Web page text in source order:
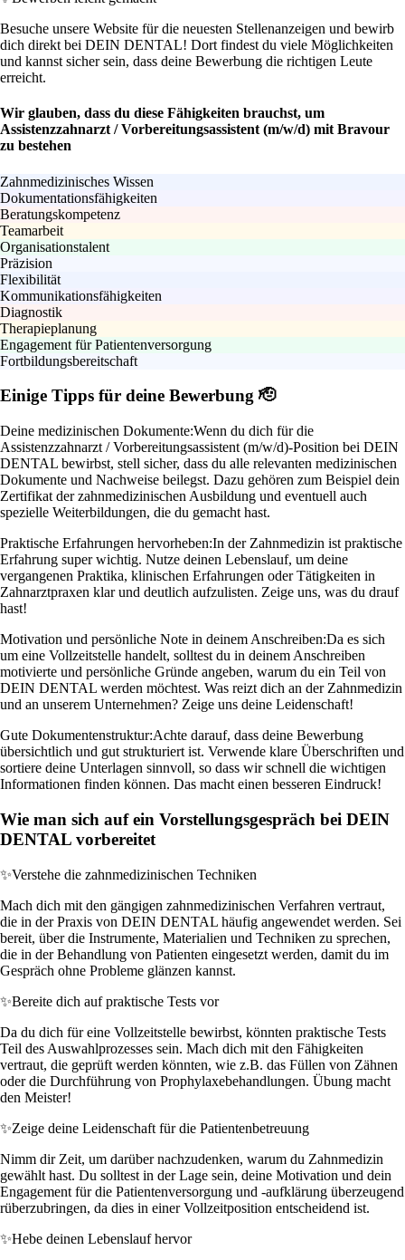
Besuche unsere Website für die neuesten Stellenanzeigen und bewirb
dich direkt bei DEIN DENTAL! Dort findest du viele Möglichkeiten
und kannst sicher sein, dass deine Bewerbung die richtigen Leute
erreicht.
Wir glauben, dass du diese Fähigkeiten brauchst, um
Assistenzzahnarzt / Vorbereitungsassistent (m/w/d) mit Bravour
zu bestehen
Zahnmedizinisches Wissen
Dokumentationsfähigkeiten
Beratungskompetenz
Teamarbeit
Organisationstalent
Präzision
Flexibilität
Kommunikationsfähigkeiten
Diagnostik
Therapieplanung
Engagement für Patientenversorgung
Fortbildungsbereitschaft
Einige Tipps für deine Bewerbung 🫡
Deine medizinischen Dokumente:Wenn du dich für die
Assistenzzahnarzt / Vorbereitungsassistent (m/w/d)-Position bei DEIN
DENTAL bewirbst, stell sicher, dass du alle relevanten medizinischen
Dokumente und Nachweise beilegst. Dazu gehören zum Beispiel dein
Zertifikat der zahnmedizinischen Ausbildung und eventuell auch
spezielle Weiterbildungen, die du gemacht hast.
Praktische Erfahrungen hervorheben:In der Zahnmedizin ist praktische
Erfahrung super wichtig. Nutze deinen Lebenslauf, um deine
vergangenen Praktika, klinischen Erfahrungen oder Tätigkeiten in
Zahnarztpraxen klar und deutlich aufzulisten. Zeige uns, was du drauf
hast!
Motivation und persönliche Note in deinem Anschreiben:Da es sich
um eine Vollzeitstelle handelt, solltest du in deinem Anschreiben
motivierte und persönliche Gründe angeben, warum du ein Teil von
DEIN DENTAL werden möchtest. Was reizt dich an der Zahnmedizin
und an unserem Unternehmen? Zeige uns deine Leidenschaft!
Gute Dokumentenstruktur:Achte darauf, dass deine Bewerbung
übersichtlich und gut strukturiert ist. Verwende klare Überschriften und
sortiere deine Unterlagen sinnvoll, so dass wir schnell die wichtigen
Informationen finden können. Das macht einen besseren Eindruck!
Wie man sich auf ein Vorstellungsgespräch bei DEIN
DENTAL vorbereitet
✨Verstehe die zahnmedizinischen Techniken
Mach dich mit den gängigen zahnmedizinischen Verfahren vertraut,
die in der Praxis von DEIN DENTAL häufig angewendet werden. Sei
bereit, über die Instrumente, Materialien und Techniken zu sprechen,
die in der Behandlung von Patienten eingesetzt werden, damit du im
Gespräch ohne Probleme glänzen kannst.
✨Bereite dich auf praktische Tests vor
Da du dich für eine Vollzeitstelle bewirbst, könnten praktische Tests
Teil des Auswahlprozesses sein. Mach dich mit den Fähigkeiten
vertraut, die geprüft werden könnten, wie z.B. das Füllen von Zähnen
oder die Durchführung von Prophylaxebehandlungen. Übung macht
den Meister!
✨Zeige deine Leidenschaft für die Patientenbetreuung
Nimm dir Zeit, um darüber nachzudenken, warum du Zahnmedizin
gewählt hast. Du solltest in der Lage sein, deine Motivation und dein
Engagement für die Patientenversorgung und -aufklärung überzeugend
rüberzubringen, da dies in einer Vollzeitposition entscheidend ist.
✨Hebe deinen Lebenslauf hervor